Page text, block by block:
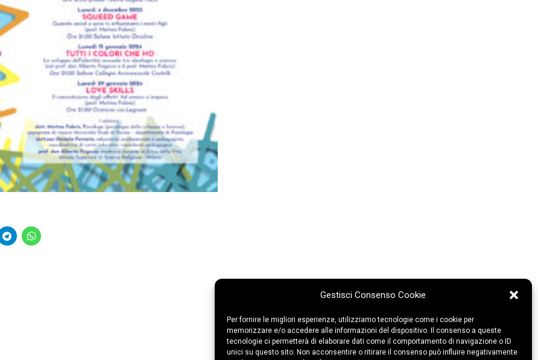
Gestisci Consenso Cookie
Per fornire le migliori esperienze, utilizziamo tecnologie come i cookie per
memorizzare e/o accedere alle informazioni del dispositivo. Il consenso a queste
tecnologie ci permetterà di elaborare dati come il comportamento di navigazione o ID
unici su questo sito. Non acconsentire o ritirare il consenso può influire negativamente